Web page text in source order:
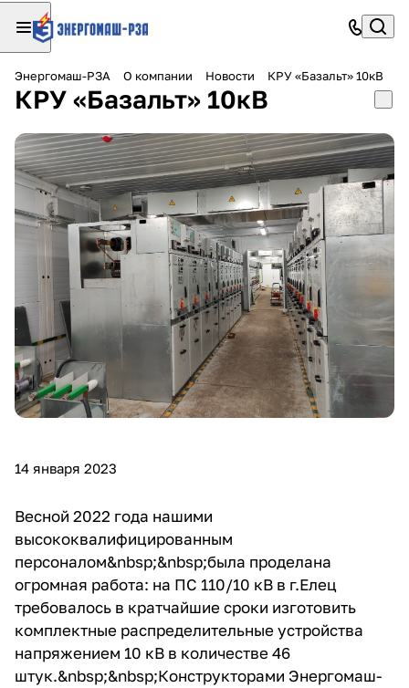
Энергомаш-РЗА О компании Новости КРУ «Базальт» 10кВ
КРУ «Базальт» 10кВ
14 января 2023
Весной 2022 года нашими
высококвалифицированным
персоналом&nbsp;&nbsp;была проделана
огромная работа: на ПС 110/10 кВ в г.Елец
требовалось в кратчайшие сроки изготовить
комплектные распределительные устройства
напряжением 10 кВ в количестве 46
штук.&nbsp;&nbsp;Конструкторами Энергомаш-